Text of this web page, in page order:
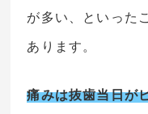
が多い、といった
あります。
痛みは抜歯当日が